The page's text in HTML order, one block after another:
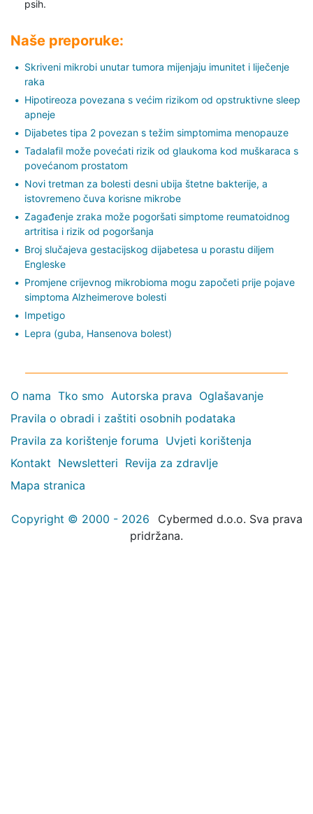
psih.
Naše preporuke:
Skriveni mikrobi unutar tumora mijenjaju imunitet i liječenje
raka
Hipotireoza povezana s većim rizikom od opstruktivne sleep
apneje
Dijabetes tipa 2 povezan s težim simptomima menopauze
Tadalafil može povećati rizik od glaukoma kod muškaraca s
povećanom prostatom
Novi tretman za bolesti desni ubija štetne bakterije, a
istovremeno čuva korisne mikrobe
Zagađenje zraka može pogoršati simptome reumatoidnog
artritisa i rizik od pogoršanja
Broj slučajeva gestacijskog dijabetesa u porastu diljem
Engleske
Promjene crijevnog mikrobioma mogu započeti prije pojave
simptoma Alzheimerove bolesti
Impetigo
Lepra (guba, Hansenova bolest)
O nama Tko smo Autorska prava Oglašavanje
Pravila o obradi i zaštiti osobnih podataka
Pravila za korištenje foruma Uvjeti korištenja
Kontakt Newsletteri Revija za zdravlje
Mapa stranica
Copyright © 2000 - 2026
Cybermed d.o.o. Sva prava
pridržana.